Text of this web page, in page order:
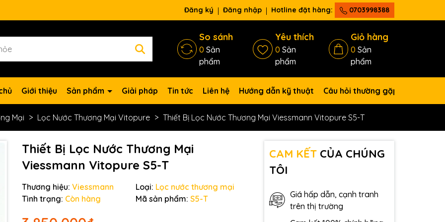
chờ đợi bạn Đăng ký Đăng nhập Hotline đặt hàng: 0703998388
So sánh
0 Sản
phẩm
Yêu thích
0 Sản
phẩm
Giỏ hàng
0 Sản
phẩm
Giới thiệu Sản phẩm Giải pháp Tin tức Liên hệ Hướng dẫn kỹ thuật Câu hỏi thường gặp
Mại Lọc Nước Thương Mại Vitopure Thiết Bị Lọc Nước Thương Mại Viessmann Vitopure S5-T
Thiết Bị Lọc Nước Thương Mại
Viessmann Vitopure S5-T
Thương hiệu: Viessmann Loại: Lọc nước thương mại
Tình trạng: Còn hàng Mã sản phẩm: S5-T
CAM KẾTCỦA CHÚNG
TÔI
Giá hấp dẫn, cạnh tranh
trên thị trường